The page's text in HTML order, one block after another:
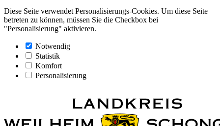
Diese Seite verwendet Personalisierungs-Cookies. Um diese Seite
betreten zu können, müssen Sie die Checkbox bei
"Personalisierung" aktivieren.
Notwendig
Statistik
Komfort
Personalisierung